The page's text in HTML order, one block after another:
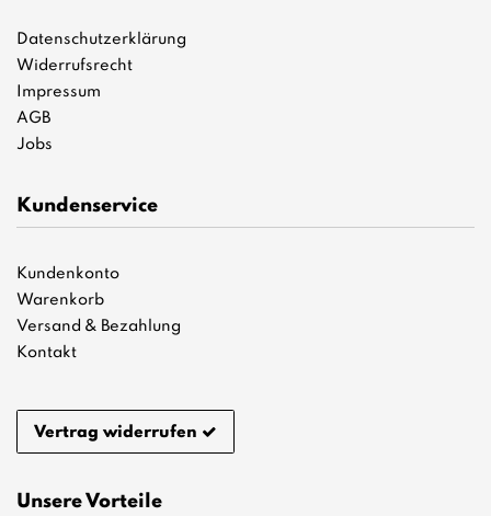
Datenschutzerklärung
Widerrufsrecht
Impressum
AGB
Jobs
Kundenservice
Kundenkonto
Warenkorb
Versand & Bezahlung
Kontakt
Vertrag widerrufen
Unsere Vorteile